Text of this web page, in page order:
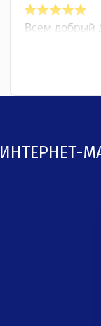
ИНТЕРНЕТ-